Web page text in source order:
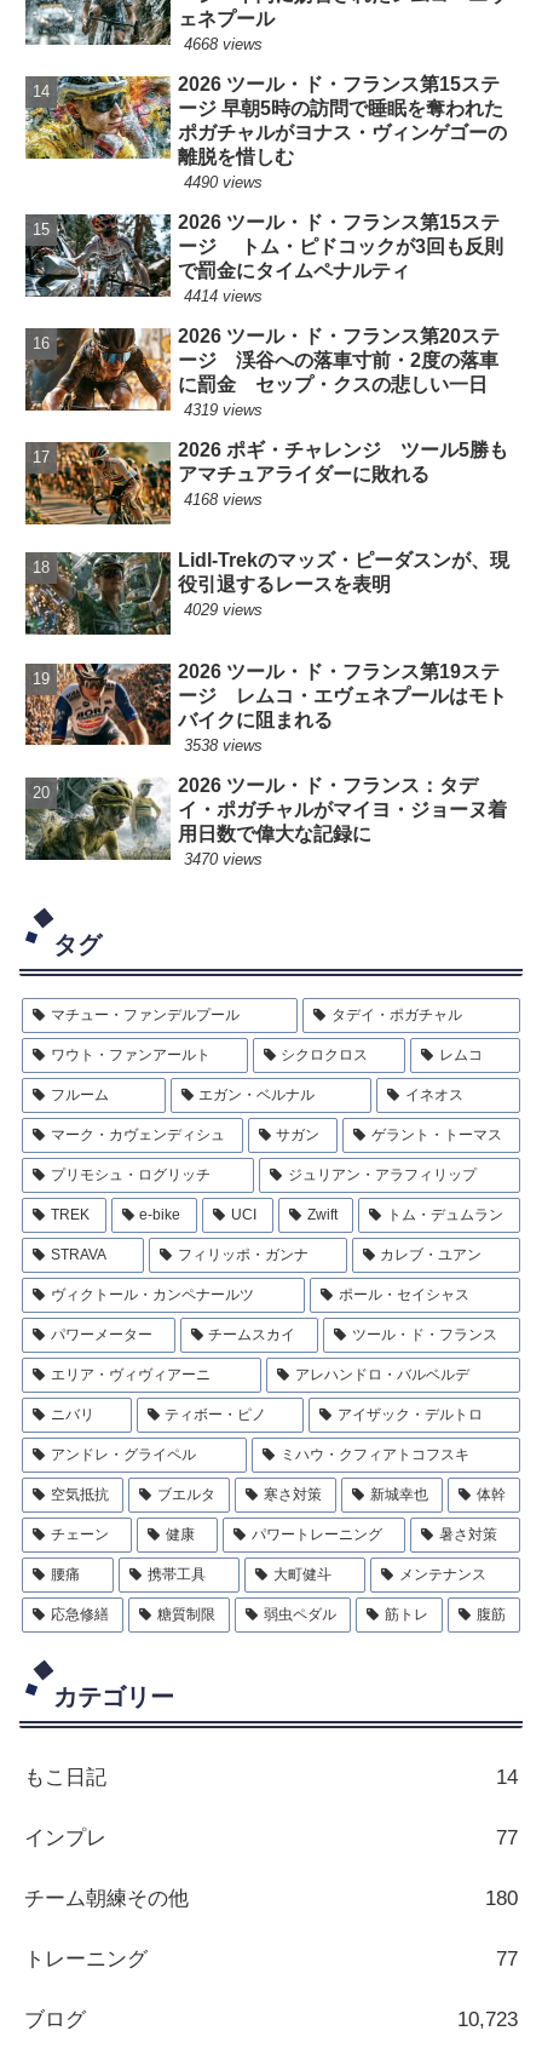
ェネプール
4668 views
2026 ツール・ド・フランス第15ステ
ージ 早朝5時の訪問で睡眠を奪われた
ポガチャルがヨナス・ヴィンゲゴーの
離脱を惜しむ
4490 views
2026 ツール・ド・フランス第15ステ
ージ トム・ピドコックが3回も反則
で罰金にタイムペナルティ
4414 views
2026 ツール・ド・フランス第20ステ
ージ 渓谷への落車寸前・2度の落車
に罰金 セップ・クスの悲しい一日
4319 views
2026 ポギ・チャレンジ ツール5勝も
アマチュアライダーに敗れる
4168 views
Lidl-Trekのマッズ・ピーダスンが、現
役引退するレースを表明
4029 views
2026 ツール・ド・フランス第19ステ
ージ レムコ・エヴェネプールはモト
バイクに阻まれる
3538 views
2026 ツール・ド・フランス：タデ
イ・ポガチャルがマイヨ・ジョーヌ着
用日数で偉大な記録に
3470 views
タグ
マチュー・ファンデルプール タデイ・ポガチャル
ワウト・ファンアールト シクロクロス レムコ
フルーム エガン・ベルナル イネオス
マーク・カヴェンディシュ サガン ゲラント・トーマス
プリモシュ・ログリッチ ジュリアン・アラフィリップ
TREK e-bike UCI Zwift トム・デュムラン
STRAVA フィリッポ・ガンナ カレブ・ユアン
ヴィクトール・カンペナールツ ポール・セイシャス
パワーメーター チームスカイ ツール・ド・フランス
エリア・ヴィヴィアーニ アレハンドロ・バルベルデ
ニバリ ティボー・ピノ アイザック・デルトロ
アンドレ・グライペル ミハウ・クフィアトコフスキ
空気抵抗 ブエルタ 寒さ対策 新城幸也 体幹
チェーン 健康 パワートレーニング 暑さ対策
腰痛 携帯工具 大町健斗 メンテナンス
応急修繕 糖質制限 弱虫ペダル 筋トレ 腹筋
カテゴリー
もこ日記 14
インプレ 77
チーム朝練その他 180
トレーニング 77
ブログ 10,723